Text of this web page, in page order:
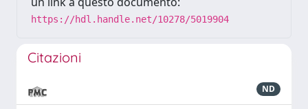
https://hdl.handle.net/10278/5019904
Citazioni
ND